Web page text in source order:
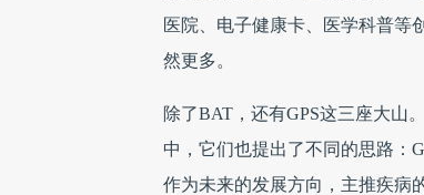
医院、电子健康卡、医学科普等
然更多。
除了BAT，还有GPS这三座大山
中，它们也提出了不同的思路：
作为未来的发展方向，主推疾病